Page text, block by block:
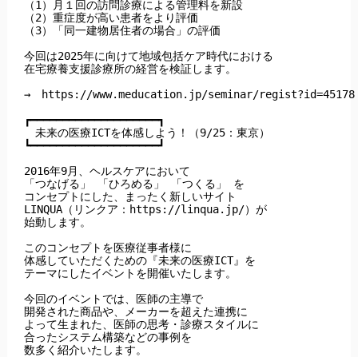
（1）月１回の訪問診療による管理料を新設
（2）重症度が高い患者をより評価
（3）「同一建物居住者の場合」の評価
今回は2025年に向けて地域包括ケア時代における
在宅療養支援診療所の経営を検証します。
→　https://www.meducation.jp/seminar/regist?id=45178
┏━━━━━━━━━━━━━━━━━━━━┓
未来の医療ICTを体感しよう！（9/25：東京）
┗━━━━━━━━━━━━━━━━━━━━┛
2016年9月、ヘルスケアにおいて
「つなげる」 「ひろめる」 「つくる」 を
コンセプトにした、まったく新しいサイト
LINQUA（リンクア：https://linqua.jp/）が
始動します。
このコンセプトを医療従事者様に
体感していただくための『未来の医療ICT』を
テーマにしたイベントを開催いたします。
今回のイベントでは、医師の主導で
開発された商品や、メーカーを超えた連携に
よって生まれた、医師の思考・診療スタイルに
合ったシステム構築などの事例を
数多く紹介いたします。